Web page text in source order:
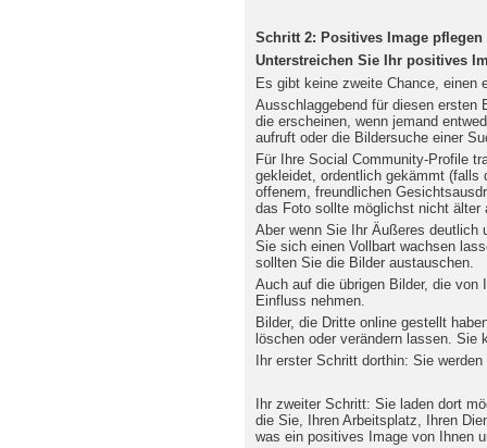
Schritt 2: Positives Image pflegen
Unterstreichen Sie Ihr positives
Es gibt keine zweite Chance, einen
Ausschlaggebend für diesen ersten
die erscheinen, wenn jemand
aufruft oder die Bildersuche einer
Für Ihre Social Community-Profile
gekleidet, ordentlich gekämmt
offenem, freundlichen
das Foto sollte möglichst nicht älter
Aber wenn Sie Ihr Äußeres deutlich
Sie sich einen Vollbart wachsen
sollten Sie die Bilder austauschen.
Auch auf die übrigen Bilder, die
Einfluss nehmen.
Bilder, die Dritte online gestellt
löschen oder verändern lassen. Sie
Ihr erster Schritt dorthin: Sie
Ihr zweiter Schritt: Sie laden dort
die Sie, Ihren Arbeitsplatz, Ihren
was ein positives Image von Ihnen